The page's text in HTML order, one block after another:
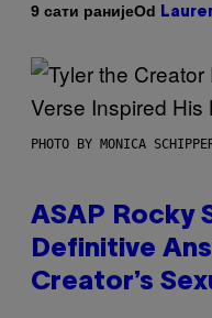
9 сати ранијеOd
PHOTO BY MONICA
ASAP Rocky
Definitive
Creator’s